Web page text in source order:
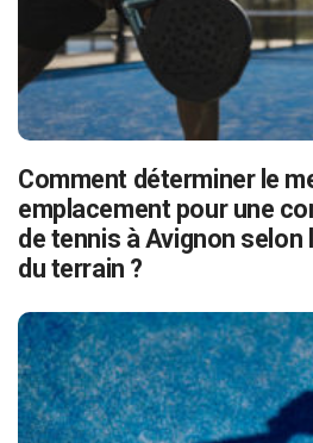
Comment déterminer le
emplacement pour une
de tennis à Avignon
du terrain ?